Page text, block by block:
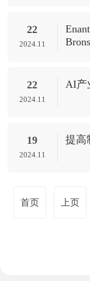
22
2024.11
22
2024.11
AI产
19
2024.11
提高
首页 上页